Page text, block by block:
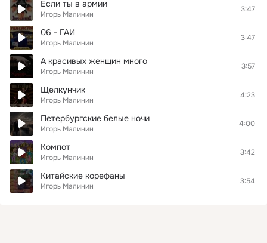
Если ты в армии
Игорь Малинин
3:47
06 - ГАИ
Игорь Малинин
3:47
А красивых женщин много
Игорь Малинин
3:57
Щелкунчик
Игорь Малинин
4:23
Петербургские белые ночи
Игорь Малинин
4:00
Компот
Игорь Малинин
3:42
Китайские корефаны
Игорь Малинин
3:54